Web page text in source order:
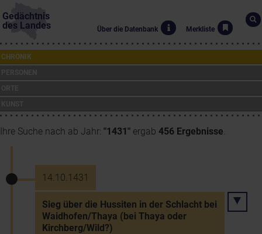
Gedächtnis
des Landes
Über die Datenbank Merkliste
CHRONIK
Ihre Suche nach ab Jahr: "1431" ergab 456 Ergebnisse.
14.10.1431
Sieg über die Hussiten in der Schlacht bei
Waidhofen/Thaya (bei Thaya oder
Kirchberg/Wild?)